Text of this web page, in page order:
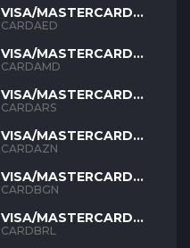
VISA/MASTERCARD
AED
CARDAED
VISA/MASTERCARD
AMD
CARDAMD
VISA/MASTERCARD
ARS
CARDARS
VISA/MASTERCARD
AZN
CARDAZN
VISA/MASTERCARD
BGN
CARDBGN
VISA/MASTERCARD
BRL
CARDBRL